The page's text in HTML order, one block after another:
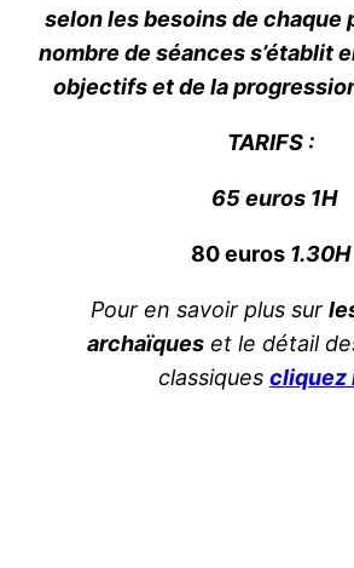
selon les besoins de chaque
nombre de séances s’établit
objectifs et de la
TARIFS :
65 euros1H
80 euros 1.30H
Pour en savoir plus sur
archaïques et le détail
classiques cliquez